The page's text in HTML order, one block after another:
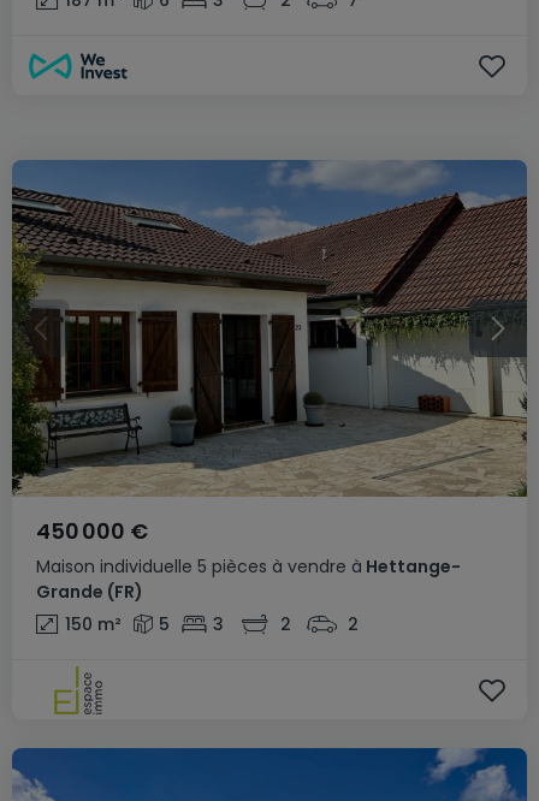
Maison individuelle 5 pièces à vendre à Hettange-
Grande (FR)
450 000 €
150 m² 5 3 2 2